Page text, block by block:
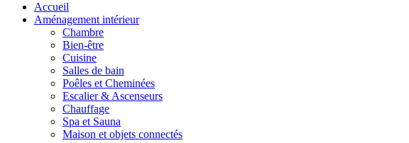
Accueil
Aménagement intérieur
Chambre
Bien-être
Cuisine
Salles de bain
Poêles et Cheminées
Escalier & Ascenseurs
Chauffage
Spa et Sauna
Maison et objets connectés